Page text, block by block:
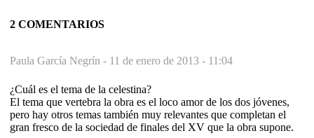
2 COMENTARIOS
Paula García Negrín - 11 de enero de 2013 - 11:04
¿Cuál es el tema de la celestina?
El tema que vertebra la obra es el loco amor de los dos jóvenes,
pero hay otros temas también muy relevantes que completan el
gran fresco de la sociedad de finales del XV que la obra supone.